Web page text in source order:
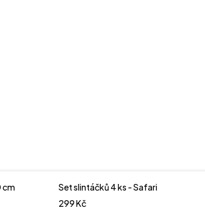
cm
Set slintáčků 4 ks - Safari
299Kč